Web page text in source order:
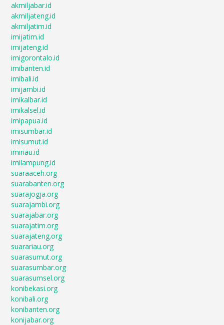
akmiljabar.id
akmiljateng.id
akmiljatim.id
imijatim.id
imijateng.id
imigorontalo.id
imibanten.id
imibali.id
imijambi.id
imikalbar.id
imikalsel.id
imipapua.id
imisumbar.id
imisumut.id
imiriau.id
imilampung.id
suaraaceh.org
suarabanten.org
suarajogja.org
suarajambi.org
suarajabar.org
suarajatim.org
suarajateng.org
suarariau.org
suarasumut.org
suarasumbar.org
suarasumsel.org
konibekasi.org
konibali.org
konibanten.org
konijabar.org